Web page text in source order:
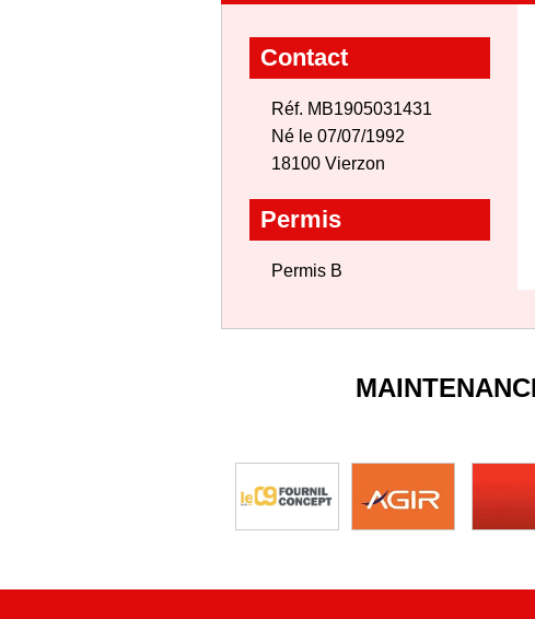
Contact
Réf. MB1905031431
Né le 07/07/1992
18100 Vierzon
Permis
Permis B